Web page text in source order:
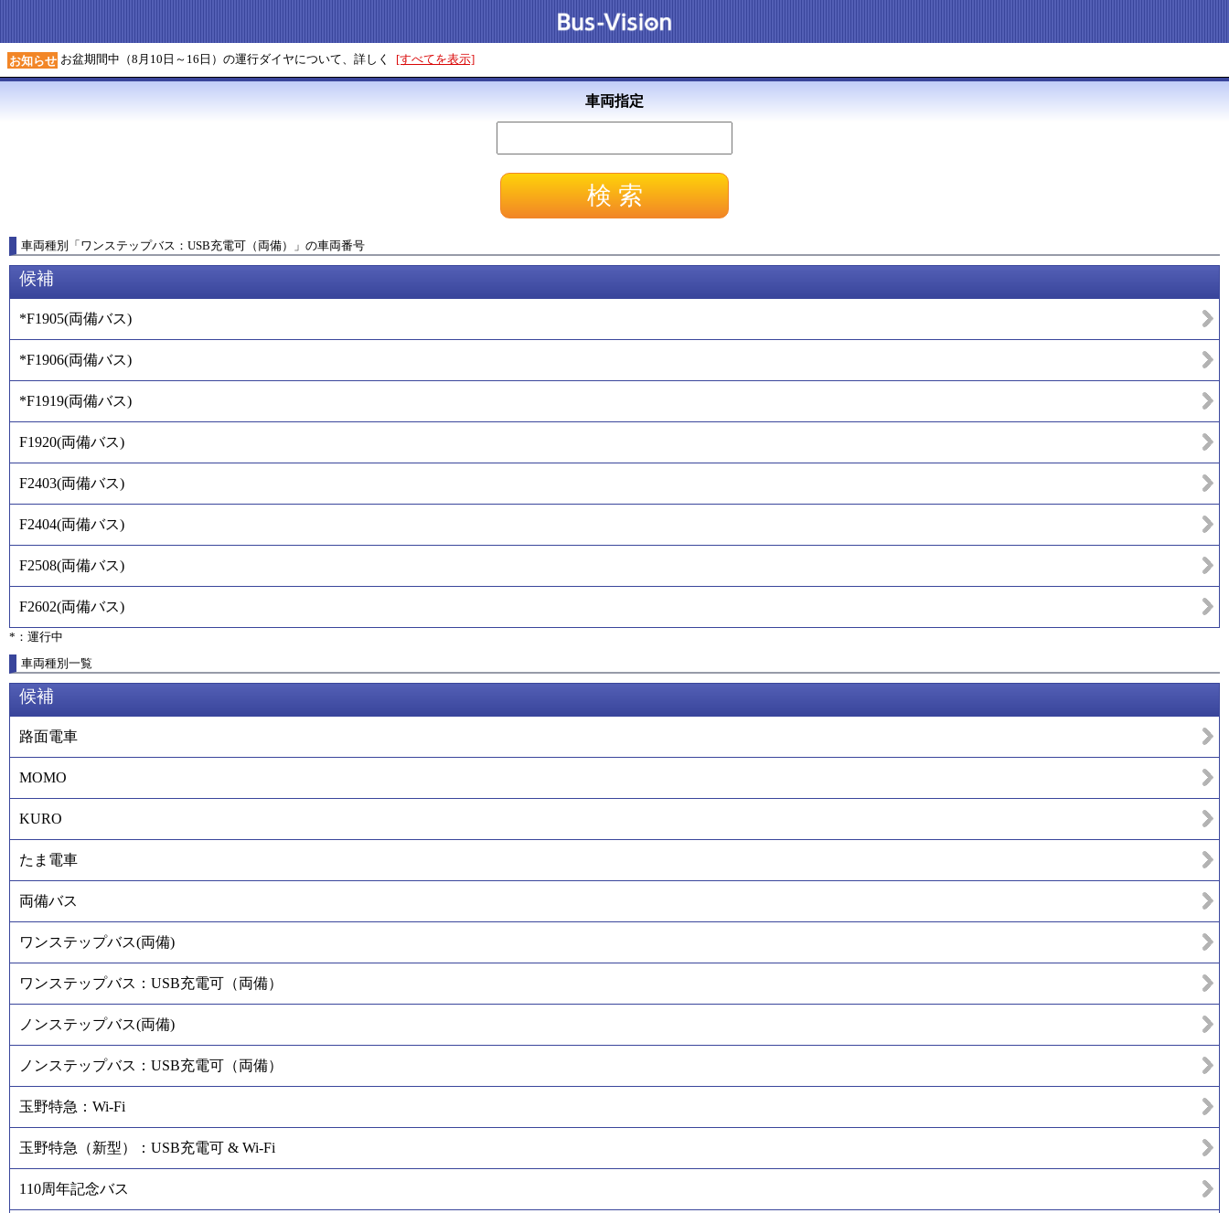
お知らせ お盆期間中（8月10日～16日）の運行ダイヤについて、詳しく [すべてを表示]
車両指定
車両種別 「ワンステップバス：USB充電可（両備） 」 の車両番号
候補
*F1905(両備バス)
*F1906(両備バス)
*F1919(両備バス)
F1920(両備バス)
F2403(両備バス)
F2404(両備バス)
F2508(両備バス)
F2602(両備バス)
*：運行中
車両種別一覧
候補
路面電車
MOMO
KURO
たま電車
両備バス
ワンステップバス(両備)
ワンステップバス：USB充電可（両備）
ノンステップバス(両備)
ノンステップバス：USB充電可（両備）
玉野特急：Wi-Fi
玉野特急（新型）：USB充電可 & Wi-Fi
110周年記念バス